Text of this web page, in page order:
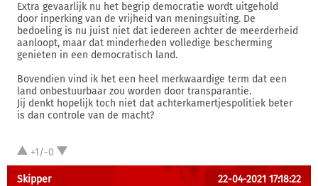
Extra gevaarlijk nu het begrip democratie wordt uitgehold
door inperking van de vrijheid van meningsuiting. De
bedoeling is nu juist niet dat iedereen achter de meerderheid
aanloopt, maar dat minderheden volledige bescherming
genieten in een democratisch land.
Bovendien vind ik het een heel merkwaardige term dat een
land onbestuurbaar zou worden door transparantie.
Jij denkt hopelijk toch niet dat achterkamertjespolitiek beter
is dan controle van de macht?
+1/-0
Skipper 22-04-2021 17:18:22